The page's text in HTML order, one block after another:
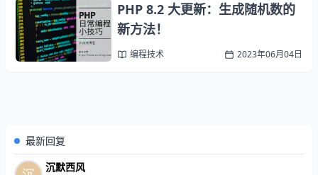
PHP 8.2 大更新：生成随机数的
新方法！
编程技术 2023年06月04日
最新回复
沉默西风